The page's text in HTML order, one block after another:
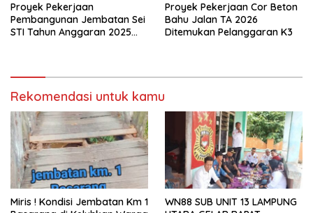
Proyek Pekerjaan
Pembangunan Jembatan Sei
STI Tahun Anggaran 2025
Proyek Pekerjaan Cor Beton
Bahu Jalan TA 2026
Ditemukan Pelanggaran K3
Rekomendasi untuk kamu
Miris ! Kondisi Jembatan Km 1
WN88 SUB UNIT 13 LAMPUNG